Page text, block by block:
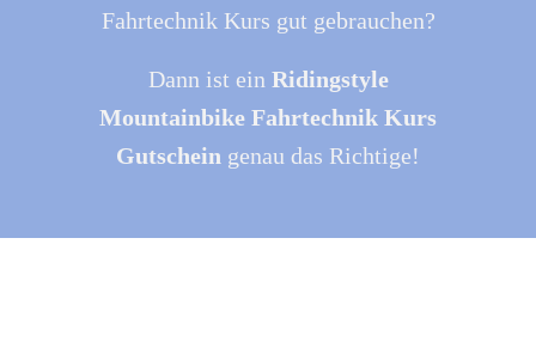
Fahrtechnik Kurs gut gebrauchen?
Dann ist ein Ridingstyle
Mountainbike Fahrtechnik Kurs
Gutschein genau das Richtige!